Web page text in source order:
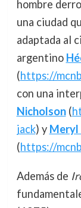
hombre
una ciudad
adaptada al
argentino
(https://
con una
Nicholson(
jack) y Meryl
(https://
Además de